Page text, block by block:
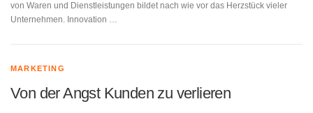
von Waren und Dienstleistungen bildet nach wie vor das Herzstück vieler
Unternehmen. Innovation …
MARKETING
Von der Angst Kunden zu verlieren